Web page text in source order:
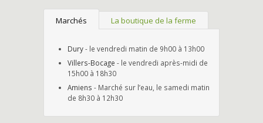
Marchés La boutique de la ferme
Dury- le vendredi matin de 9h00 à 13h00
Villers-Bocage - le vendredi après-midi de
15h00 à 18h30
Amiens - Marché sur l’eau, le samedi matin
de 8h30 à 12h30